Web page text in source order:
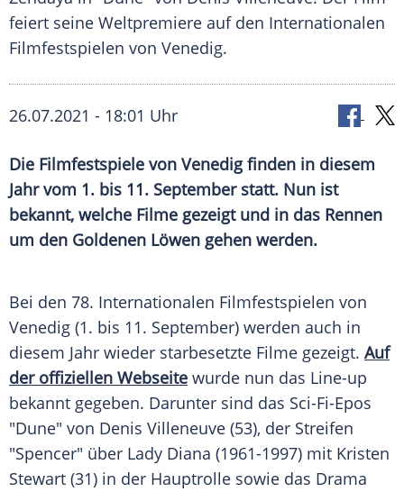
feiert seine Weltpremiere auf den Internationalen
Filmfestspielen von Venedig.
26.07.2021 - 18:01 Uhr
Die Filmfestspiele von Venedigfinden in diesem
Jahr vom 1. bis 11. September statt. Nun ist
bekannt, welche Filme gezeigt und in das Rennen
um den Goldenen Löwen gehen werden.
Bei den 78. Internationalen Filmfestspielen von
Venedig (1. bis 11. September) werden auch in
diesem Jahr wieder starbesetzte Filme gezeigt. Auf
der offiziellen Webseite wurde nun das Line-up
bekannt gegeben. Darunter sind das Sci-Fi-Epos
"Dune" von Denis Villeneuve (53), der Streifen
"Spencer" über Lady Diana (1961-1997) mit Kristen
Stewart (31) in der Hauptrolle sowie das Drama